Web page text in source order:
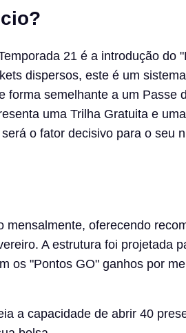
21 é a introdução do
dispersos, este é um
forma semelhante a um Passe
uma Trilha Gratuita e
o fator decisivo para o seu
mensalmente, oferecendo
A estrutura foi projetada
os "Pontos GO" ganhos por
a capacidade de abrir 40